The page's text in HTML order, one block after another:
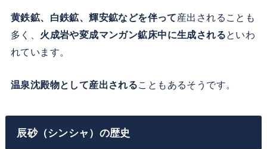
黄鉄鉱、白鉄鉱、輝安鉱などを伴って産出されることも
多く、 火成岩や変成マンガン鉱床中に生成されるといわ
れています。
温泉沈殿物として産出されることもあるそうです。
辰砂（シンシャ）の歴史